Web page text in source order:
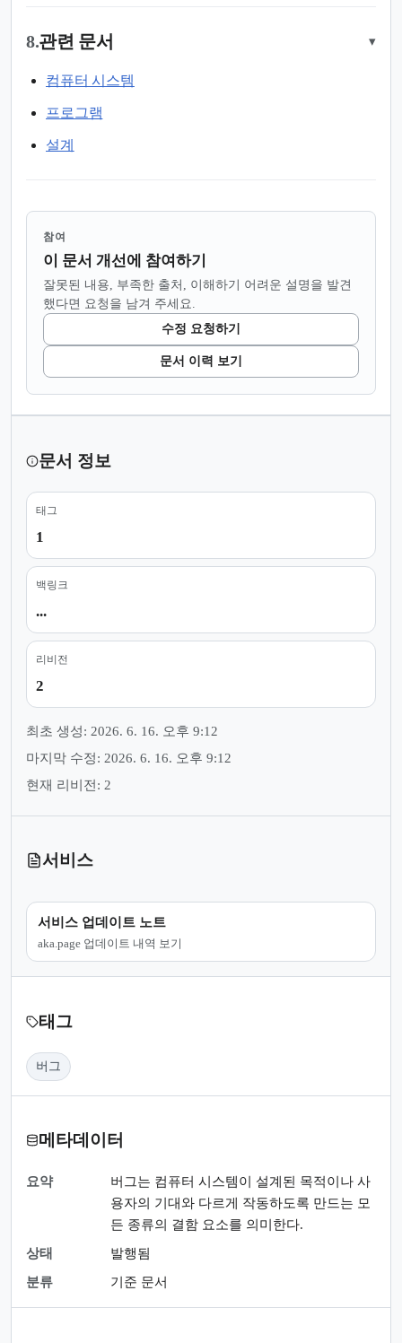
8.관련 문서 ▾
컴퓨터 시스템
프로그램
설계
참여
이 문서 개선에 참여하기
잘못된 내용, 부족한 출처, 이해하기 어려운 설명을 발견
했다면 요청을 남겨 주세요.
수정 요청하기
문서 이력 보기
문서 정보
태그
1
백링크
...
리비전
2
최초 생성: 2026. 6. 16. 오후 9:12
마지막 수정: 2026. 6. 16. 오후 9:12
현재 리비전: 2
서비스
서비스 업데이트 노트
aka.page 업데이트 내역 보기
태그
버그
메타데이터
요약
버그는 컴퓨터 시스템이 설계된 목적이나 사
용자의 기대와 다르게 작동하도록 만드는 모
든 종류의 결함 요소를 의미한다.
상태
발행됨
분류
기준 문서